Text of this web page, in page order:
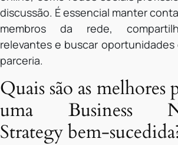
discussão. É essencial manter
membros da rede,
relevantes e buscar
parceria.
Quais são as melhores
uma Business
Strategy bem-